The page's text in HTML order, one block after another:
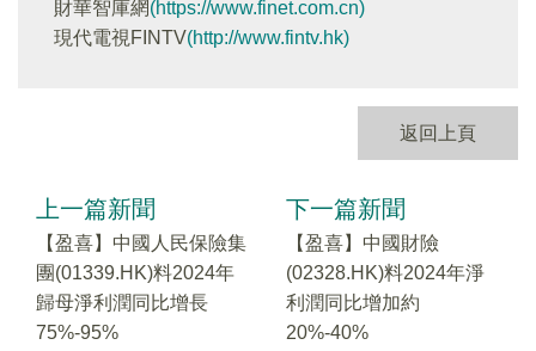
財華智庫網(https://www.finet.com.cn)
現代電視FINTV(http://www.fintv.hk)
返回上頁
上一篇新聞
【盈喜】中國人民保險集
團(01339.HK)料2024年
歸母淨利潤同比增長
75%-95%
下一篇新聞
【盈喜】中國財險
(02328.HK)料2024年淨
利潤同比增加約
20%-40%